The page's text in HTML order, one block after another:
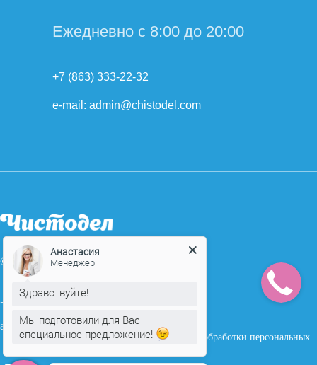
+7 (863) 333-22-32
Ежедневно с 8:00 до 20:00
e-mail: admin@chistodel.com
© Все права защищены
+7 (863) 333-22-32
admin@chistodel.com
Политика обработки персональных
Анастасия
Менеджер
Здравствуйте!
Мы подготовили для Вас
специальное предложение!